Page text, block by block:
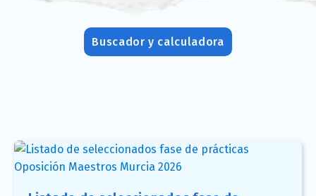
Buscador y calculadora